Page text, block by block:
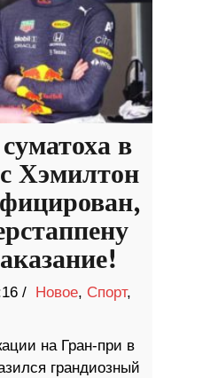
в
Хэмилтон
/ Новое, Спорт,
на Гран-при в
грандиозный